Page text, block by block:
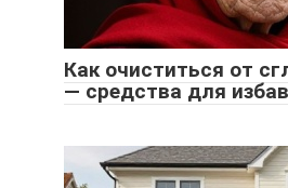
Как очиститься от
— средства для